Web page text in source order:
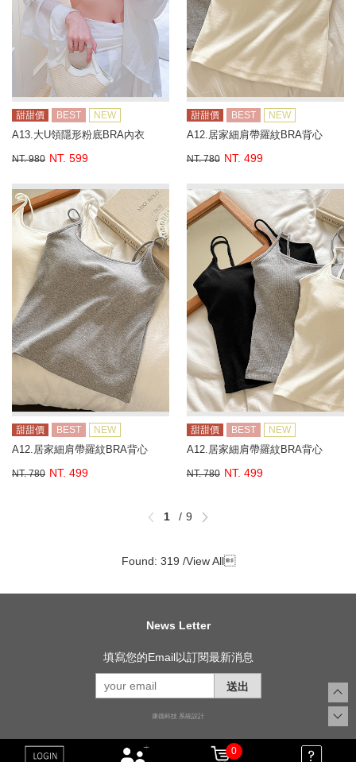
甜甜價 BEST NEW
A13.大U領隱形粉底BRA內衣
NT. 980 NT. 599
甜甜價 BEST NEW
A12.居家細肩帶羅紋BRA背心
NT. 780 NT. 499
甜甜價 BEST NEW
A12.居家細肩帶羅紋BRA背心
NT. 780 NT. 499
甜甜價 BEST NEW
A12.居家細肩帶羅紋BRA背心
NT. 780 NT. 499
1 9
Found: 319 /View All
News Letter
填寫您的Email以訂閱最新消息
送出
康德科技 系統設計
0